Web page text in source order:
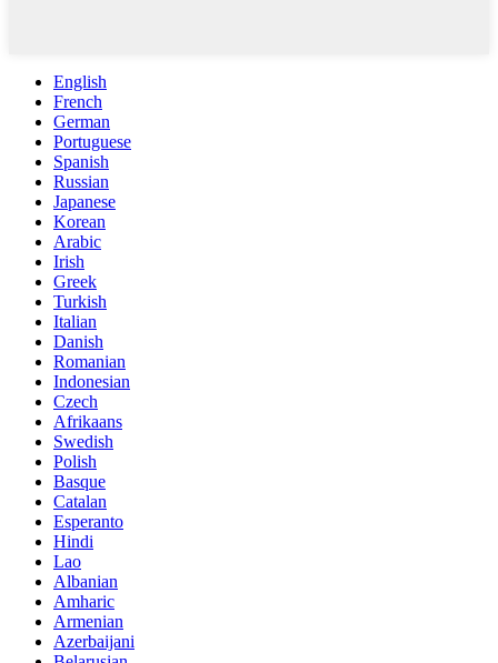
English
French
German
Portuguese
Spanish
Russian
Japanese
Korean
Arabic
Irish
Greek
Turkish
Italian
Danish
Romanian
Indonesian
Czech
Afrikaans
Swedish
Polish
Basque
Catalan
Esperanto
Hindi
Lao
Albanian
Amharic
Armenian
Azerbaijani